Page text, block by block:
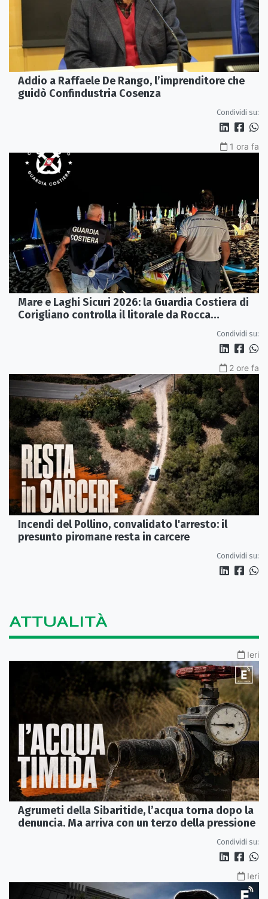
Addio a Raffaele De Rango, l’imprenditore che
guidò Confindustria Cosenza
Condividi su:
1 ora fa
Mare e Laghi Sicuri 2026: la Guardia Costiera di
Corigliano controlla il litorale da Rocca
Condividi su:
2 ore fa
Incendi del Pollino, convalidato l'arresto: il
presunto piromane resta in carcere
Condividi su:
ATTUALITÀ
Ieri
Agrumeti della Sibaritide, l’acqua torna dopo la
denuncia. Ma arriva con un terzo della pressione
Condividi su:
Ieri